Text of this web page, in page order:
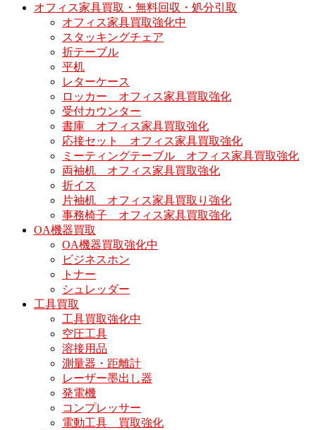
オフィス家具買取・無料回収・処分引取
オフィス家具買取強化中
スタッキングチェア
折テーブル
平机
レターケース
ロッカー オフィス家具買取強化
受付カウンター
書庫 オフィス家具買取強化
応接セット オフィス家具買取強化
ミーティングテーブル オフィス家具買取強化
両袖机 オフィス家具買取強化
折イス
片袖机 オフィス家具買取り強化
事務椅子 オフィス家具買取強化
OA機器買取
OA機器買取強化中
ビジネスホン
トナー
シュレッダー
工具買取
工具買取強化中
空圧工具
溶接用品
測量器・距離計
レーザー墨出し器
発電機
コンプレッサー
電動工具 買取強化